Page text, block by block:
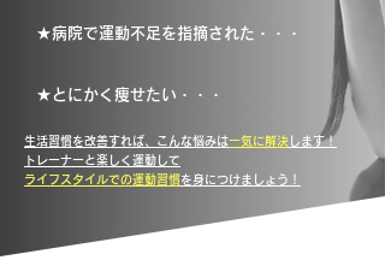
★病院で運動不足を指摘された・・・
★とにかく痩せたい・・・
生活習慣を改善すれば、こんな悩みは一気に解決 します！
トレーナーと楽しく運動して
ライフスタイルでの運動習慣 を身につけましょう！